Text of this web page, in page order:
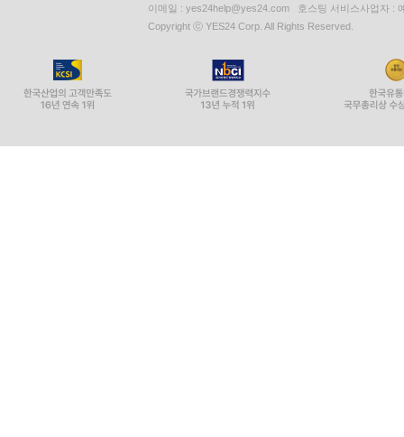
이메일 : yes24help@yes24.com 호스팅 서비스사업자 :
Copyright ⓒ YES24 Corp. All Rights Reserved.